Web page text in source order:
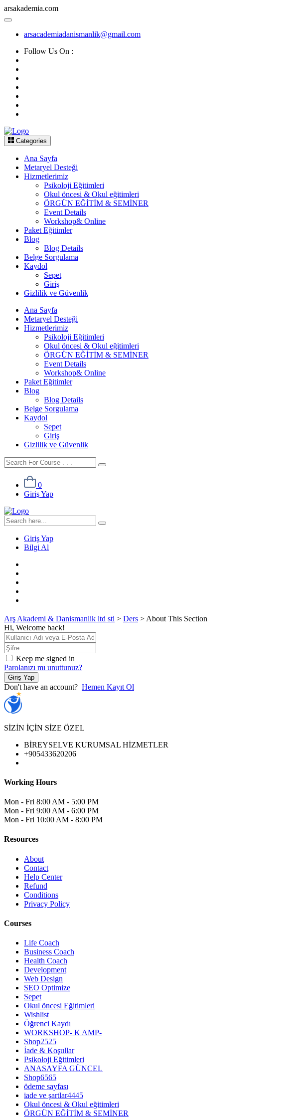
arsakademia.com
arsacademiadanismanlik@gmail.com
Follow Us On :
Categories
Ana Sayfa
Metaryel Desteği
Hizmetlerimiz
Psikoloji Eğitimleri
Okul öncesi & Okul eğitimleri
ÖRGÜN EĞİTİM & SEMİNER
Event Details
Workshop& Online
Paket Eğitimler
Blog
Blog Details
Belge Sorgulama
Kaydol
Sepet
Giriş
Gizlilik ve Güvenlik
Ana Sayfa
Metaryel Desteği
Hizmetlerimiz
Psikoloji Eğitimleri
Okul öncesi & Okul eğitimleri
ÖRGÜN EĞİTİM & SEMİNER
Event Details
Workshop& Online
Paket Eğitimler
Blog
Blog Details
Belge Sorgulama
Kaydol
Sepet
Giriş
Gizlilik ve Güvenlik
0
Giriş Yap
Giriş Yap
Bilgi Al
Arş Akademi & Danismanlik ltd sti > Ders > About This Section
Hi, Welcome back!
Keep me signed in
Parolanızı mı unuttunuz?
Giriş Yap
Don't have an account? Hemen Kayıt Ol
SİZİN İÇİN SİZE ÖZEL
BİREYSELVE KURUMSAL HİZMETLER
+905433620206
Working Hours
Mon - Fri 8:00 AM - 5:00 PM
Mon - Fri 9:00 AM - 6:00 PM
Mon - Fri 10:00 AM - 8:00 PM
Resources
About
Contact
Help Center
Refund
Conditions
Privacy Policy
Courses
Life Coach
Business Coach
Health Coach
Development
Web Design
SEO Optimize
Sepet
Okul öncesi Eğitimleri
Wishlist
Öğrenci Kaydı
WORKSHOP- K AMP-
Shop2525
İade & Koşullar
Psikoloji Eğitimleri
ANASAYFA GÜNCEL
Shop6565
ödeme sayfası
iade ve şartlar4445
Okul öncesi & Okul eğitimleri
ÖRGÜN EĞİTİM & SEMİNER